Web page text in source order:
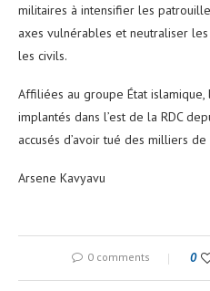
militaires à intensifier les
axes vulnérables et neutraliser
les civils.
Affiliées au groupe État
implantés dans l’est de la RDC
accusés d’avoir tué des milliers
Arsene Kavyavu
0 comments 0